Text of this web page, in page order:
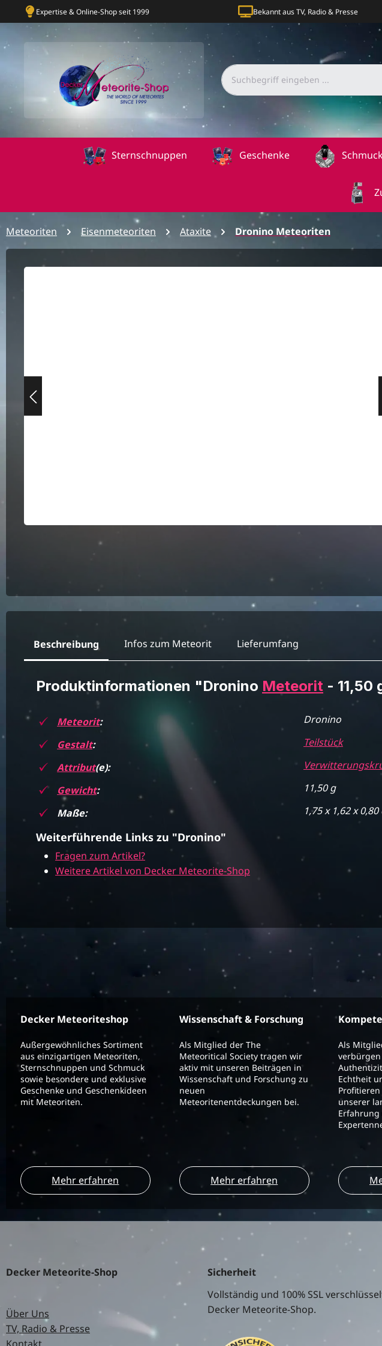
Expertise & Online-Shop seit 1999 Bekannt aus TV, Radio & Presse
Sternschnuppen Geschenke
Meteoriten Eisenmeteoriten Ataxite Dronino Meteoriten
Bildergalerie überspringen
Beschreibung Infos zum Meteorit Lieferumfang
Produktinformationen "Dronino Meteorit - 11,50
Meteorit:
Dronino
Gestalt:
Teilstück
Attribut(e):
Gewicht:
11,50 g
Maße:
1,75 x 1,62 x
Weiterführende Links zu "Dronino"
Fragen zum Artikel?
Weitere Artikel von Decker Meteorite-Shop
Decker Meteoriteshop
Außergewöhnliches Sortiment
aus einzigartigen Meteoriten,
Sternschnuppen und Schmuck
sowie besondere und exklusive
Geschenke und Geschenkideen
mit Meteoriten.
Mehr erfahren
Wissenschaft & Forschung
Als Mitglied der The
Meteoritical Society tragen wir
aktiv mit unseren Beiträgen in
Wissenschaft und Forschung zu
neuen
Meteoritenentdeckungen bei.
Mehr erfahren
Als
Echtheit
unserer
Decker Meteorite-Shop
Über Uns
TV, Radio & Presse
Sicherheit
Vollständig und 100% SSL
Decker Meteorite-Shop.